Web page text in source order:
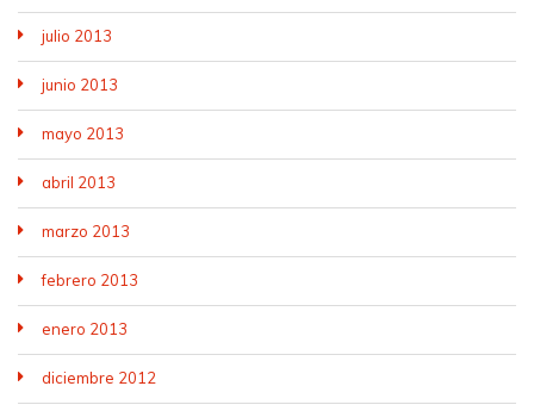
julio 2013
junio 2013
mayo 2013
abril 2013
marzo 2013
febrero 2013
enero 2013
diciembre 2012